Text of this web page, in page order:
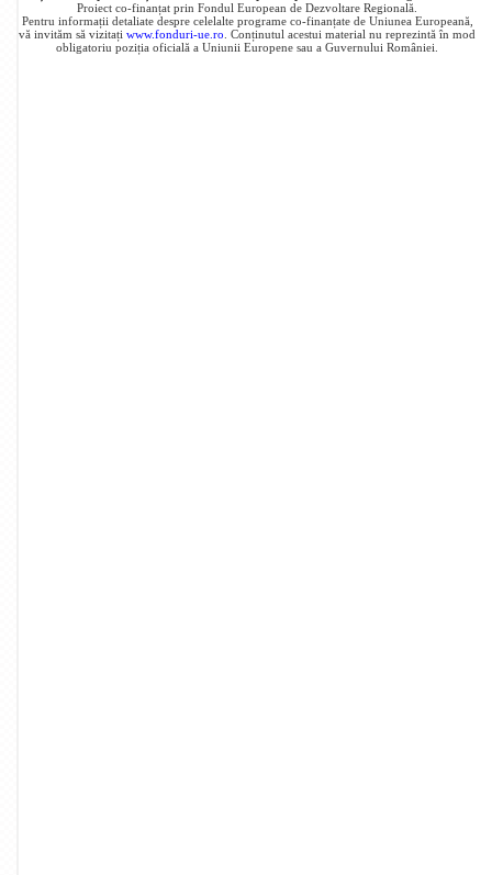
Proiect co-finanțat prin Fondul European de Dezvoltare Regională.
Pentru informații detaliate despre celelalte programe co-finanțate de Uniunea Europeană,
vă invităm să vizitați www.fonduri-ue.ro . Conținutul acestui material nu reprezintă în mod
obligatoriu poziția oficială a Uniunii Europene sau a Guvernului României.